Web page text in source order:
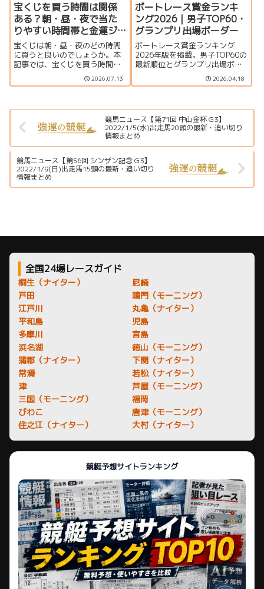
宝くじを買う時間は関係
ある？朝・昼・夜で当た
りやすい時間帯と金運ジ
ンクスを解説
宝くじは朝・昼・夜のどの時間
に買うと良いのでしょうか。本
記事では、宝くじを買う時間と
当選確率の関係、金運アップの
ジンクス、一粒万倍日や天赦日
す。
2026.07.13
ボートレース賞金ランキ
ング2026｜男子TOP60・
グランプリ出場ボーダー
ボートレース賞金ランキング
2026年版を掲載。男子TOP60の
最新順位とグランプリ出場ボー
ダー、上位選手の優出一覧をま
とめています。
2026.04.18
競馬ニュース【第71回 中山金杯 G3】
2022/1/5(水)出走馬20頭の最新・追い切り
情報まとめ
競馬ニュース【第56回 シンザン記念 G3】
2022/1/9(日)出走馬15頭の最新・追い切り
情報まとめ
全国24場レースガイド
桐生（ナイター）
戸田
江戸川
平和島
多摩川
浜名湖
蒲郡（ナイター）
常滑
津
三国（モーニング）
びわこ
住之江（ナイター）
尼崎
鳴門（モーニング）
丸亀（ナイター）
児島
宮島
徳山（モーニング）
下関（ナイター）
若松（ナイター）
芦屋（モーニング）
福岡
唐津（モーニング）
大村（ナイター）
競艇予想サイトランキング